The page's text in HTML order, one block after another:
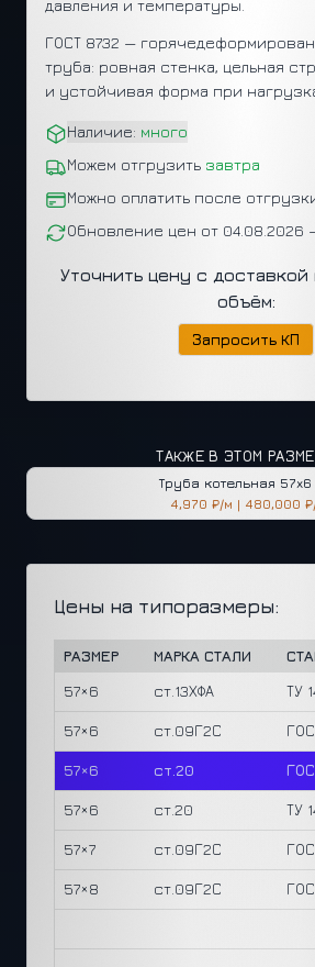
давления и температуры.
ГОСТ 8732 —
труба: ровная стенка, цельная
и устойчивая форма при
Наличие: много
Можем отгрузить завтра
Можно оплатить после
Обновление цен от 04.08.2026
Уточнить цену с доставкой
объём:
Запросить КП
ТАКЖЕ В ЭТОМ
Труба котельная
4,970 ₽/м | 480,000
Цены на типоразмеры:
РАЗМЕР МАРКА СТАЛИ
57×6
ст.13ХФА ТУ
57×6 ст.09Г2С
57×6 ст.20
57×6 ст.20 ТУ
57×7 ст.09Г2С
57×8 ст.09Г2С